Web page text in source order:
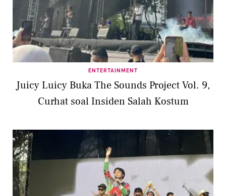
ENTERTAINMENT
Juicy Luicy Buka The Sounds Project Vol. 9,
Curhat soal Insiden Salah Kostum